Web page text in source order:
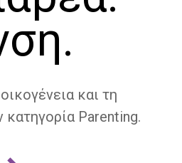
και τη
κατηγορία Parenting.